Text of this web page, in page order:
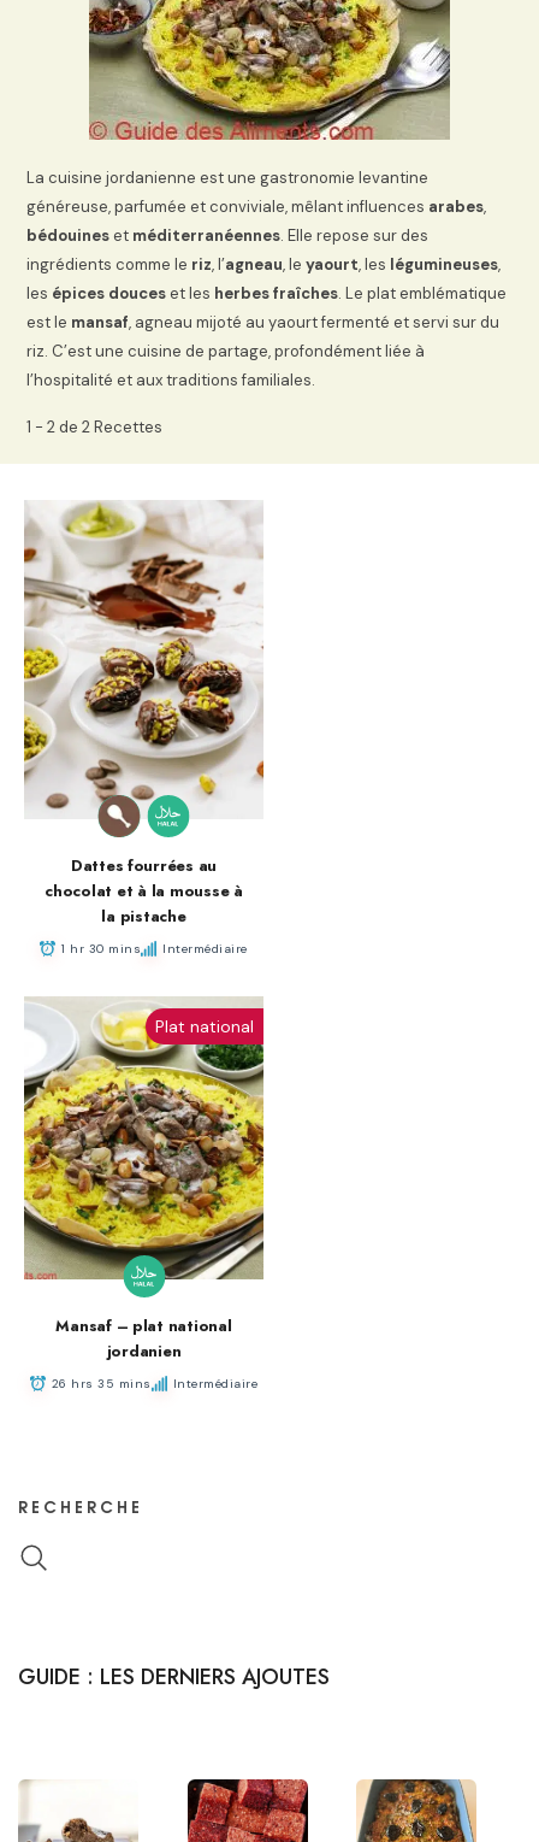
La cuisine jordanienne est une gastronomie levantine
généreuse, parfumée et conviviale, mêlant influences arabes,
bédouineset méditerranéennes. Elle repose sur des
ingrédients comme le riz, l’agneau, leyaourt, les légumineuses,
les épices douceset les herbes fraîches. Le plat emblématique
est le mansaf, agneau mijoté au yaourt fermenté et servi sur du
riz. C’est une cuisine de partage, profondément liée à
l’hospitalité et aux traditions familiales.
1 - 2 de 2 Recettes
Dattes fourrées au
chocolat et à la mousse à
la pistache
1 hr 30 mins Intermédiaire
Plat national
Mansaf – plat national
jordanien
26 hrs 35 mins Intermédiaire
RECHERCHE
GUIDE : LES DERNIERS AJOUTES